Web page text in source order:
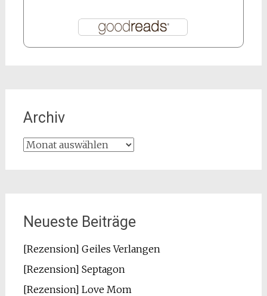
Archiv
Archiv
Neueste Beiträge
[Rezension] Geiles Verlangen
[Rezension] Septagon
[Rezension] Love Mom